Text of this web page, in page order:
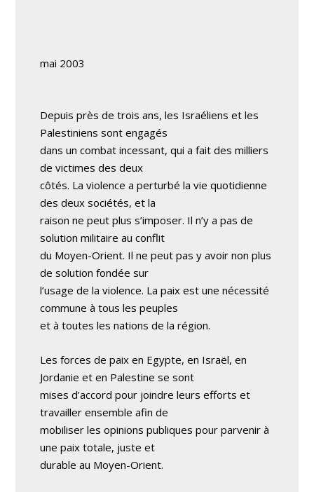
mai 2003
Depuis près de trois ans, les Israéliens et les
Palestiniens sont engagés
dans un combat incessant, qui a fait des milliers
de victimes des deux
côtés. La violence a perturbé la vie quotidienne
des deux sociétés, et la
raison ne peut plus s’imposer. Il n’y a pas de
solution militaire au conflit
du Moyen-Orient. Il ne peut pas y avoir non plus
de solution fondée sur
l’usage de la violence. La paix est une nécessité
commune à tous les peuples
et à toutes les nations de la région.
Les forces de paix en Egypte, en Israël, en
Jordanie et en Palestine se sont
mises d’accord pour joindre leurs efforts et
travailler ensemble afin de
mobiliser les opinions publiques pour parvenir à
une paix totale, juste et
durable au Moyen-Orient.